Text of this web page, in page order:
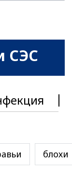
СЭС
блохи